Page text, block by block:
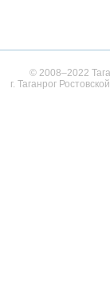
© 2008–2022
г. Таганрог